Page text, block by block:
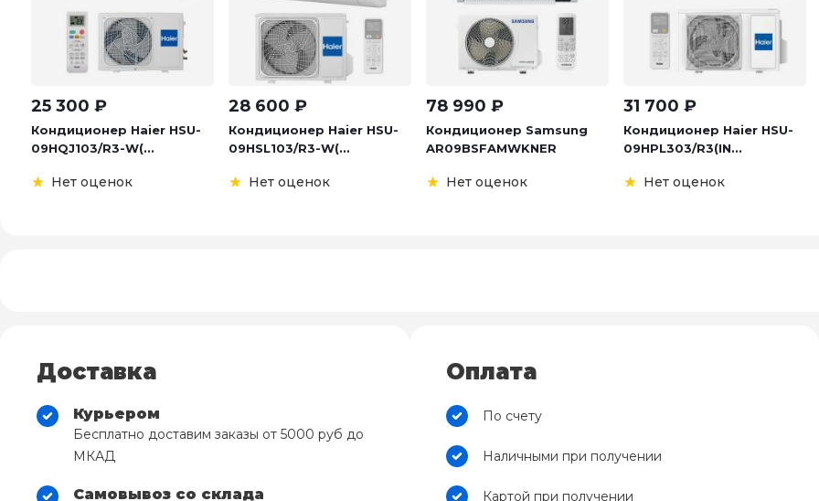
25 300 ₽
Кондиционер Haier HSU-
09HQJ103/R3-W(...
Нет оценок
28 600 ₽
Кондиционер Haier HSU-
09HSL103/R3-W(...
Нет оценок
78 990 ₽
Кондиционер Samsung
AR09BSFAMWKNER
Нет оценок
31 700 ₽
Кондиционер Haier HSU-
09HPL303/R3(IN...
Нет оценок
Доставка
Курьером
Бесплатно доставим заказы от 5000 руб до
МКАД
Самовывоз со склада
Оплата
По счету
Наличными при получении
Картой при получении